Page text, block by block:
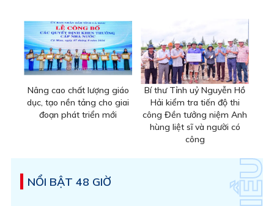
Nâng cao chất lượng giáo
dục, tạo nền tảng cho giai
đoạn phát triển mới
Bí thư Tỉnh uỷ Nguyễn Hồ
Hải kiểm tra tiến độ thi
công Đền tưởng niệm Anh
hùng liệt sĩ và người có
công
NỔI BẬT 48 GIỜ